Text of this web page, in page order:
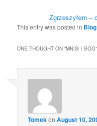
Zgrzeszyłem –
This entry was posted in Blog
ONE THOUGHT ON “MNISI I BÓG”
TomekonAugust 10,